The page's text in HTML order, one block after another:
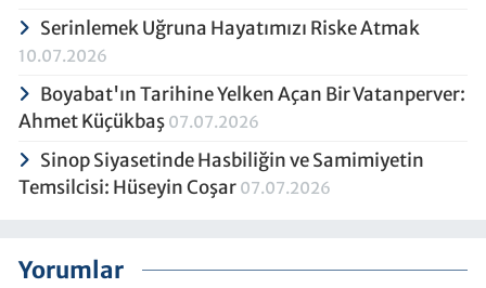
Serinlemek Uğruna Hayatımızı Riske Atmak
10.07.2026
Boyabat'ın Tarihine Yelken Açan Bir Vatanperver:
Ahmet Küçükbaş 07.07.2026
Sinop Siyasetinde Hasbiliğin ve Samimiyetin
Temsilcisi: Hüseyin Coşar 07.07.2026
Yorumlar